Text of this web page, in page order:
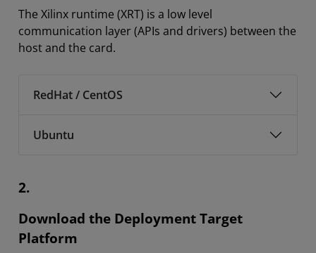
The Xilinx runtime (XRT) is a low level
communication layer (APIs and drivers) between the
host and the card.
RedHat / CentOS
Ubuntu
2.
Download the Deployment Target
Platform